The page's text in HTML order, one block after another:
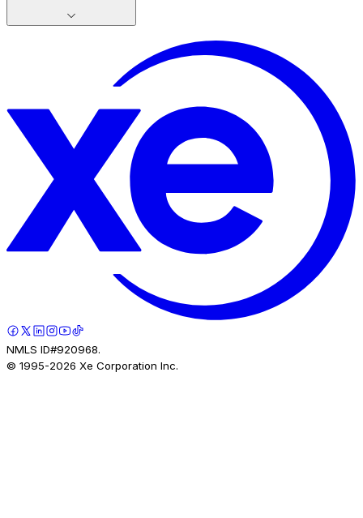
NMLS ID#920968.
© 1995-2026 Xe Corporation Inc.